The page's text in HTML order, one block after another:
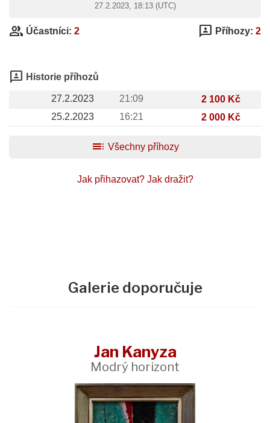
27.2.2023, 18:13 (UTC)
group Účastníci: 2 3p Příhozy: 2
3p Historie příhozů
27.2.2023 21:09
2 100 Kč
25.2.2023
16:21 2 000 Kč
toc Všechny příhozy
Jak přihazovat? Jak dražit?
Galerie doporučuje
Jan Kanyza
Modrý horizont